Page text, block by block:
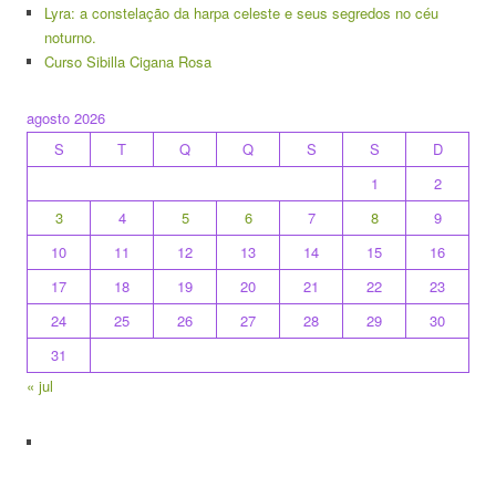
Lyra: a constelação da harpa celeste e seus segredos no céu
noturno.
Curso Sibilla Cigana Rosa
agosto 2026
S
T Q Q S S
D
1
2
3
4 5 6 7 8
9
10
11 12 13 14 15
16
17
18 19 20 21 22
23
24
25 26 27 28 29
30
31
« jul